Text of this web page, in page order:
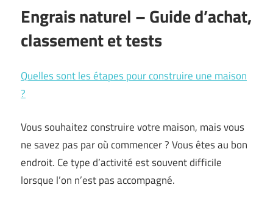
Engrais naturel – Guide d’achat,
classement et tests
Quelles sont les étapes pour construire une maison
?
Vous souhaitez construire votre maison, mais vous
ne savez pas par où commencer ? Vous êtes au bon
endroit. Ce type d’activité est souvent difficile
lorsque l’on n’est pas accompagné.